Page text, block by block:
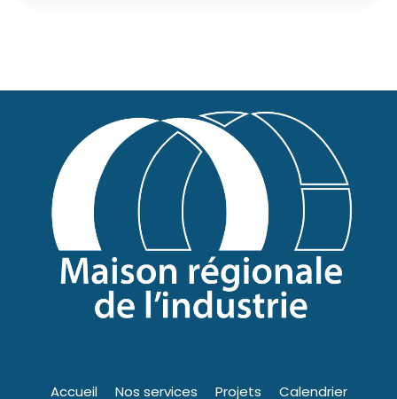
Accueil Nos services Projets Calendrier